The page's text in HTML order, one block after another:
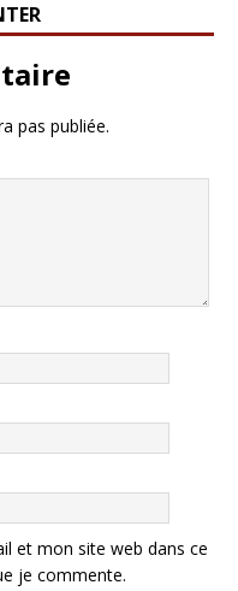
pas publiée.
et mon site web dans ce
je commente.